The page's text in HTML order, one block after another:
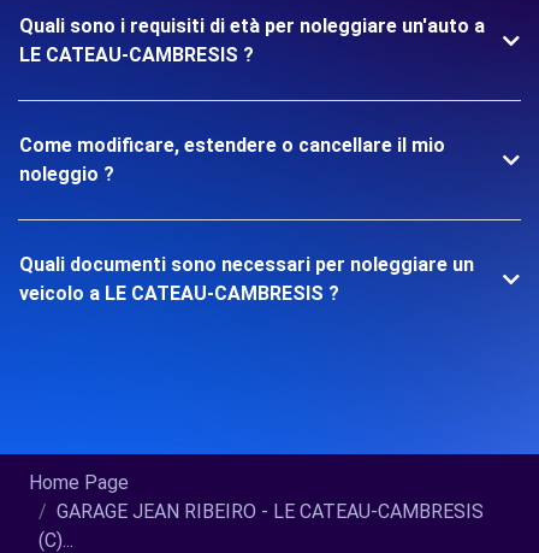
Quali sono i requisiti di età per noleggiare un'auto a
LE CATEAU-CAMBRESIS ?
Come modificare, estendere o cancellare il mio
noleggio ?
Quali documenti sono necessari per noleggiare un
veicolo a LE CATEAU-CAMBRESIS ?
Home Page
GARAGE JEAN RIBEIRO - LE CATEAU-CAMBRESIS
(C)...